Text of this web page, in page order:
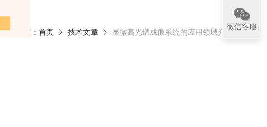
当前位置： 首页 技术文章 显微高光谱成像系统的应用领域介绍
微信客服